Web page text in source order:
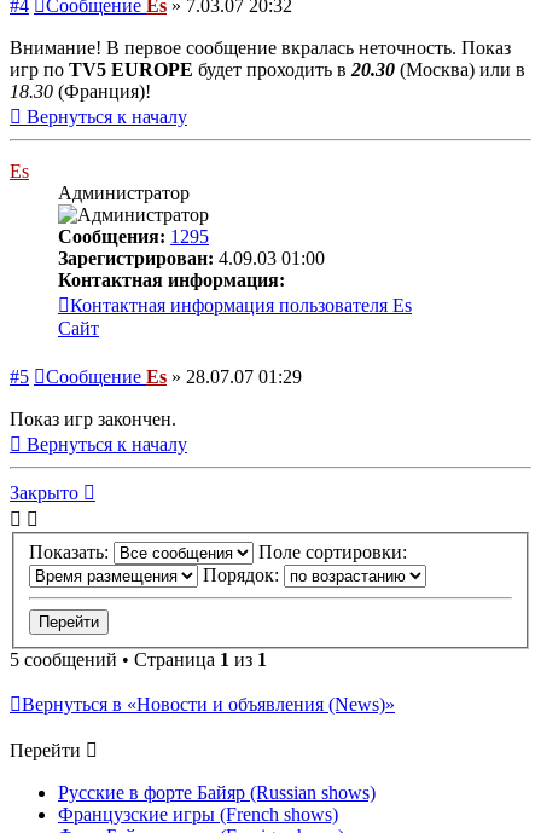
#4 Сообщение Es » 7.03.07 20:32
Внимание! В первое сообщение вкралась неточность. Показ
игр по TV5 EUROPE будет проходить в20.30 (Москва) или в
18.30 (Франция)!
Вернуться к началу
Es
Администратор
Сообщения: 1295
Зарегистрирован: 4.09.03 01:00
Контактная информация:
Контактная информация пользователя Es
Сайт
#5 Сообщение Es » 28.07.07 01:29
Показ игр закончен.
Вернуться к началу
Закрыто
Показать:
Поле сортировки:
Порядок:
5 сообщений • Страница 1 из 1
Вернуться в «Новости и объявления (News)»
Перейти
Русские в форте Байяр (Russian shows)
Французские игры (French shows)